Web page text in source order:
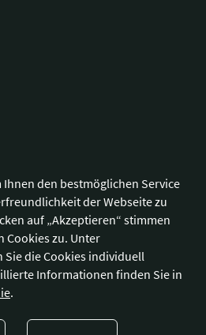
den bestmöglichen Service
der Webseite zu
auf „Akzeptieren“ stimmen
Cookies zu. Unter
Sie die Cookies individuell
Informationen finden Sie in
.
/ IHA-Service GmbH